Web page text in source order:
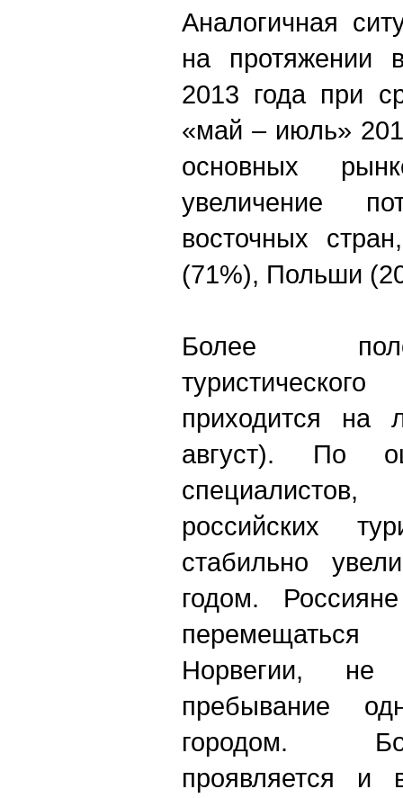
Аналогичная
на протяжении
2013 года при
«май – июль»
основных
увеличение
восточных
(71%), Польши
Более
приходится на
август). По
российских
стабильно
годом.
Норвегии, не
пребывание
городом.
проявляется и